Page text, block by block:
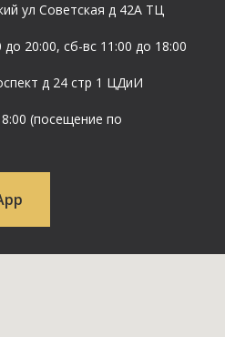
ул Cоветская д 42А ТЦ
20:00, сб-вс 11:00 до 18:00
д 24 стр 1 ЦДиИ
(посещение по